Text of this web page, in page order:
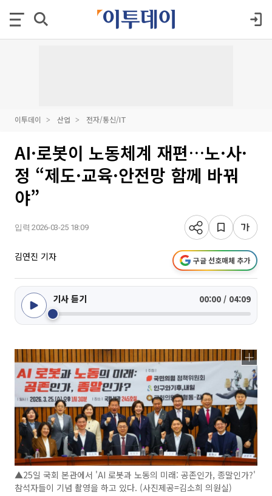
이투데이 산업 전자/통신/IT
AI·로봇이 노동체계 재편…노·사·
정 “제도·교육·안전망 함께 바꿔
야”
입력 2026-03-25 18:09
김연진 기자 구글 선호매체 추가
기사 듣기 00:00 / 04:09
▲25일 국회 본관에서 'AI 로봇과 노동의 미래: 공존인가, 종말인가?'
참석자들이 기념 촬영을 하고 있다. (사진제공=김소희 의원실)